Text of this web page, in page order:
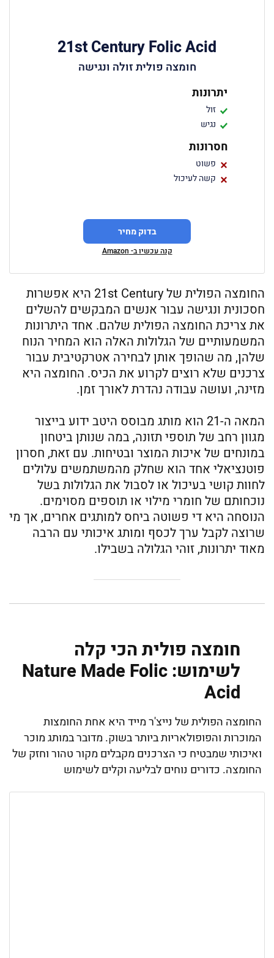
21st Century Folic Acid
חומצה פולית זולה ונגישה
יתרונות
זול
נגיש
חסרונות
פשוט
קשה לעיכול
בדוק מחיר
קנה עכשיו ב- Amazon
החומצה הפולית של 21st Century היא אפשרות
חסכונית ונגישה עבור אנשים המבקשים להשלים
את צריכת החומצה הפולית שלהם. אחד היתרונות
המשמעותיים של הגלולות האלה הוא המחיר הנוח
שלהן, מה שהופך אותן לבחירה אטרקטיבית עבור
צרכנים שלא רוצים לקרוע את הכיס. החומצה היא
מזינה, ועושה עבודה נהדרת לאורך זמן.
המאה ה-21 הוא מותג מבוסס היטב ידוע בייצור
מגוון רחב של תוספי תזונה, במה שנותן ביטחון
במונחים של איכות המוצר ובטיחות. עם זאת, חסרון
פוטנציאלי אחד הוא שחלק מהמשתמשים עלולים
לחוות קושי בעיכול או לסבול את הגלולות בשל
נוכחותם של חומרי מילוי או תוספים מסוימים.
הנוסחה היא די פשוטה ביחס למותגים אחרים, אך מי
שרוצה לקבל ערך לכסף ומותג איכותי עם הרבה
מאוד יתרונות, זוהי הגלולה בשבילו.
חומצה פולית הכי קלה
לשימוש: Nature Made Folic
Acid
החומצה הפולית של נייצ'ר מייד היא אחת החומצות
המוכרות והפופולאריות ביותר בשוק. מדובר במותג מוכר
ואיכותי שמבטיח כי הצרכנים מקבלים מקור טהור וחזק של
החומצה. כדורים נוחים לבליעה וקלים לשימוש